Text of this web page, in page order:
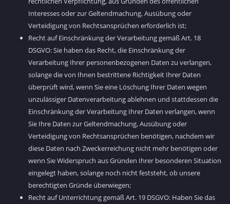
Interesses oder zur Geltendmachung, Ausübung oder
Verteidigung von Rechtsansprüchen erforderlich ist;
Recht auf Einschränkung der Verarbeitung gemäß Art. 18
DSGVO: Sie haben das Recht, die Einschränkung der
Verarbeitung Ihrer personenbezogenen Daten zu verlangen,
solange die von Ihnen bestrittene Richtigkeit Ihrer Daten
überprüft wird, wenn Sie eine Löschung Ihrer Daten wegen
unzulässiger Datenverarbeitung ablehnen und stattdessen die
Einschränkung der Verarbeitung Ihrer Daten verlangen, wenn
Sie Ihre Daten zur Geltendmachung, Ausübung oder
Verteidigung von Rechtsansprüchen benötigen, nachdem wir
diese Daten nach Zweckerreichung nicht mehr benötigen oder
wenn Sie Widerspruch aus Gründen Ihrer besonderen Situation
eingelegt haben, solange noch nicht feststeht, ob unsere
berechtigten Gründe überwiegen;
Recht auf Unterrichtung gemäß Art. 19 DSGVO: Haben Sie das